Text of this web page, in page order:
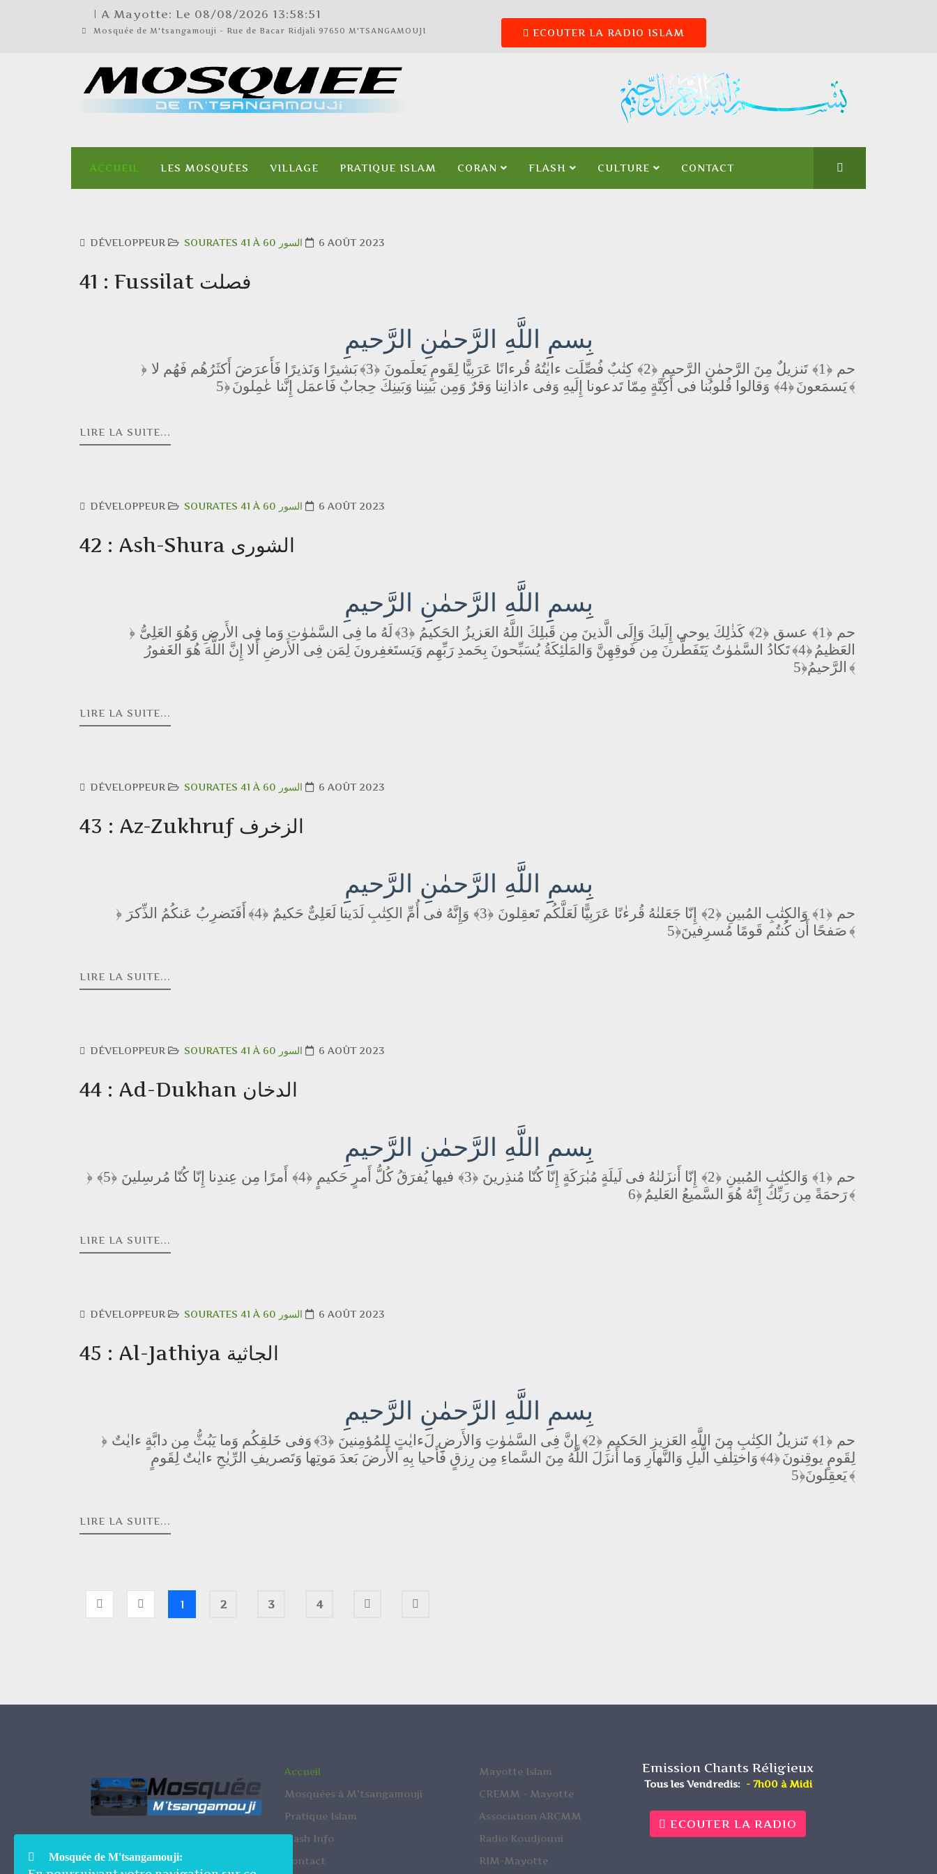
| A Mayotte: Le 08/08/2026 13:58:52
Mosquée de M'tsangamouji - Rue de Bacar Ridjali 97650 M'TSANGAMOUJI ECOUTER LA RADIO ISLAM
ACCUEIL LES MOSQUÉES VILLAGE PRATIQUE ISLAM CORAN FLASH CULTURE CONTACT
DÉVELOPPEUR SOURATES 41 À 60 السور 6 AOÛT 2023
41 : Fussilat فصلت
بِسمِ اللَّهِ الرَّحمٰنِ الرَّحيمِ
﴿ حم ﴿1﴾ تَنزيلٌ مِنَ الرَّحمٰنِ الرَّحيمِ ﴿2﴾ كِتٰبٌ فُصِّلَت ءايٰتُهُ قُرءانًا عَرَبِيًّا لِقَومٍ يَعلَمونَ ﴿3﴾
بَشيرًا وَنَذيرًا فَأَعرَضَ أَكثَرُهُم فَهُم لا
يَسمَعونَ﴿4﴾ وَقالوا قُلوبُنا فى أَكِنَّةٍ مِمّا تَدعونا إِلَيهِ وَفى ءاذانِنا وَقرٌ وَمِن بَينِنا وَبَينِكَ حِجابٌ فَاعمَل إِنَّنا عٰمِلونَ ﴿5﴾
LIRE LA SUITE...
DÉVELOPPEUR SOURATES 41 À 60 السور 6 AOÛT 2023
42 : Ash-Shura الشورى
بِسمِ اللَّهِ الرَّحمٰنِ الرَّحيمِ
﴿ حم ﴿1﴾ عسق ﴿2﴾ كَذٰلِكَ يوحى إِلَيكَ وَإِلَى الَّذينَ مِن قَبلِكَ اللَّهُ العَزيزُ الحَكيمُ ﴿3﴾
لَهُ ما فِى السَّمٰوٰتِ وَما فِى الأَرضِ وَهُوَ العَلِىُّ
العَظيمُ ﴿4﴾
تَكادُ السَّمٰوٰتُ يَتَفَطَّرنَ مِن فَوقِهِنَّ وَالمَلٰئِكَةُ يُسَبِّحونَ بِحَمدِ رَبِّهِم وَيَستَغفِرونَ لِمَن فِى الأَرضِ أَلا إِنَّ اللَّهَ هُوَ الغَفورُ
الرَّحيمُ ﴿5﴾
LIRE LA SUITE...
DÉVELOPPEUR SOURATES 41 À 60 السور 6 AOÛT 2023
43 : Az-Zukhruf الزخرف
بِسمِ اللَّهِ الرَّحمٰنِ الرَّحيمِ
﴿ حم ﴿1﴾ وَالكِتٰبِ المُبينِ ﴿2﴾ إِنّا جَعَلنٰهُ قُرءٰنًا عَرَبِيًّا لَعَلَّكُم تَعقِلونَ ﴿3﴾ وَإِنَّهُ فى أُمِّ الكِتٰبِ لَدَينا لَعَلِىٌّ حَكيمٌ ﴿4﴾
أَفَنَضرِبُ عَنكُمُ الذِّكرَ
صَفحًا أَن كُنتُم قَومًا مُسرِفينَ﴿5﴾
LIRE LA SUITE...
DÉVELOPPEUR SOURATES 41 À 60 السور 6 AOÛT 2023
44 : Ad-Dukhan الدخان
بِسمِ اللَّهِ الرَّحمٰنِ الرَّحيمِ
﴿ حم ﴿1﴾ وَالكِتٰبِ المُبينِ ﴿2﴾ إِنّا أَنزَلنٰهُ فى لَيلَةٍ مُبٰرَكَةٍ إِنّا كُنّا مُنذِرينَ ﴿3﴾ فيها يُفرَقُ كُلُّ أَمرٍ حَكيمٍ ﴿4﴾ أَمرًا مِن عِندِنا إِنّا كُنّا مُرسِلينَ ﴿5﴾
رَحمَةً مِن رَبِّكَ إِنَّهُ هُوَ السَّميعُ العَليمُ﴿6﴾
LIRE LA SUITE...
DÉVELOPPEUR SOURATES 41 À 60 السور 6 AOÛT 2023
45 : Al-Jathiya الجاثية
بِسمِ اللَّهِ الرَّحمٰنِ الرَّحيمِ
﴿ حم ﴿1﴾ تَنزيلُ الكِتٰبِ مِنَ اللَّهِ العَزيزِ الحَكيمِ ﴿2﴾ إِنَّ فِى السَّمٰوٰتِ وَالأَرضِ لَءايٰتٍ لِلمُؤمِنينَ ﴿3﴾
وَفى خَلقِكُم وَما يَبُثُّ مِن دابَّةٍ ءايٰتٌ
لِقَومٍ يوقِنونَ﴿4﴾
وَاختِلٰفِ الَّيلِ وَالنَّهارِ وَما أَنزَلَ اللَّهُ مِنَ السَّماءِ مِن رِزقٍ فَأَحيا بِهِ الأَرضَ بَعدَ مَوتِها وَتَصريفِ الرِّيٰحِ ءايٰتٌ لِقَومٍ
يَعقِلونَ﴿5﴾
LIRE LA SUITE...
1 2 3 4
Rue de Bacar Ridjali
Accueil
Mosquées à M'tsangamouji
Pratique Islam
Flash Info
Contact
Mayotte Islam
CREMM - Mayotte
Association ARCMM
Radio Koudjouni
RIM-Mayotte
Emission Chants Réligieux
Tous les Vendredis: - 7h00 à Midi
ECOUTER LA RADIO
Mosquée de M'tsangamouji: